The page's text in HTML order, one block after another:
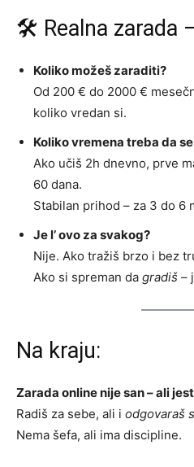
🛠 Realna zarada
Koliko možeš zaraditi?
Od 200 € do 2000 €
koliko vredan si.
Koliko vremena treba da
Ako učiš 2h dnevno, prve
60 dana.
Stabilan prihod – za 3 do 6
Je l’ ovo za svakog?
Nije. Ako tražiš brzo i bez
Ako si spreman da gradiš –
Na kraju:
Zarada online nije san – ali
Radiš za sebe, ali i odgovaraš
Nema šefa, ali ima discipline.